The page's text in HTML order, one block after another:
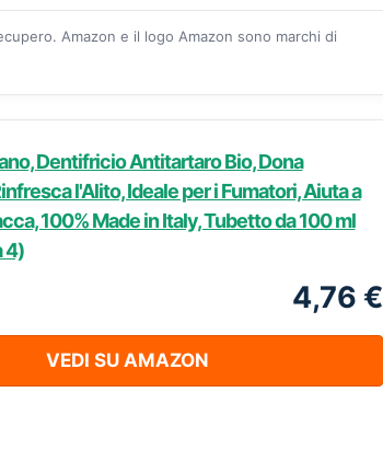
Amazon e il logo Amazon sono marchi di
Dentifricio Antitartaro Bio, Dona
l'Alito, Ideale per i Fumatori, Aiuta a
100% Made in Italy, Tubetto da 100 ml
4)
4,76 €
VEDI SU AMAZON